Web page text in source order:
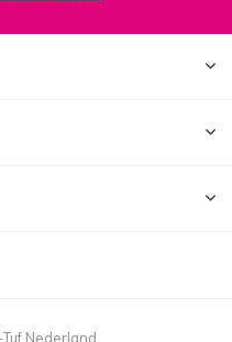
Nederland